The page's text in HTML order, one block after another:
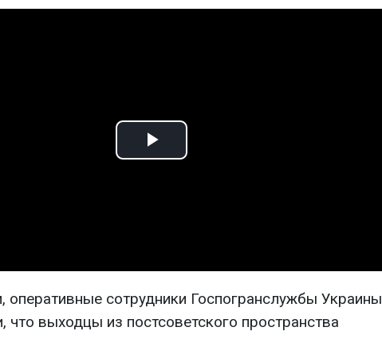
Play
оперативные сотрудники Госпогранслужбы Украины
что выходцы из постсоветского пространства